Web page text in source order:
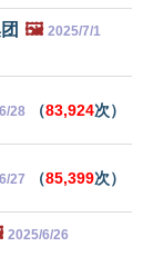
🖼️ 2025/7/1
28 （83,924次）
27 （85,399次）
2025/6/26